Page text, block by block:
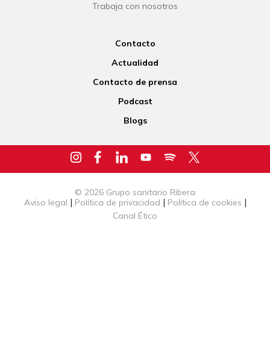
Trabaja con nosotros
Contacto
Actualidad
Contacto de prensa
Podcast
Blogs
© 2026 Grupo sanitario Ribera
Aviso legal | Política de privacidad | Política de cookies |
Canal Ético